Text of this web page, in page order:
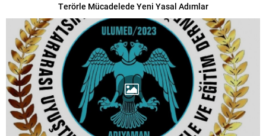
Terörle Mücadelede Yeni Yasal Adımlar